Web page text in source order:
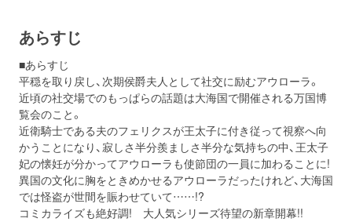
あらすじ
■あらすじ
平穏を取り戻し、次期侯爵夫人として社交に励むアウローラ。
近頃の社交場でのもっぱらの話題は大海国で開催される万国博
覧会のこと。
近衛騎士である夫のフェリクスが王太子に付き従って視察へ向
かうことになり、寂しさ半分羨ましさ半分な気持ちの中、王太子
妃の懐妊が分かってアウローラも使節団の一員に加わることに!
異国の文化に胸をときめかせるアウローラだったけれど、大海国
では怪盗が世間を賑わせていて……!?
コミカライズも絶好調! 大人気シリーズ待望の新章開幕!!